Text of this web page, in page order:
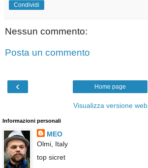
Condividi
Nessun commento:
Posta un commento
‹ Home page
Visualizza versione web
Informazioni personali
MEO
Olmi, Italy
top sicret